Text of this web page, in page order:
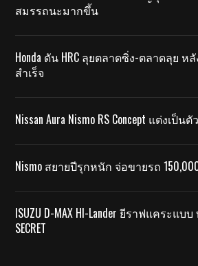
สมรรถนะมากขึ้น
Honda ดัน HRC ลุยตลาดซิ่ง-ตลาดลุย
สำเร็จ
Nissan Aura Nismo RS Concept แต่งเป็
Nismo สยายปีรุกหนัก จ่อขายรถ
ISUZU D-MAX HI-Lander ยีราฟแคระแบ
SECRET